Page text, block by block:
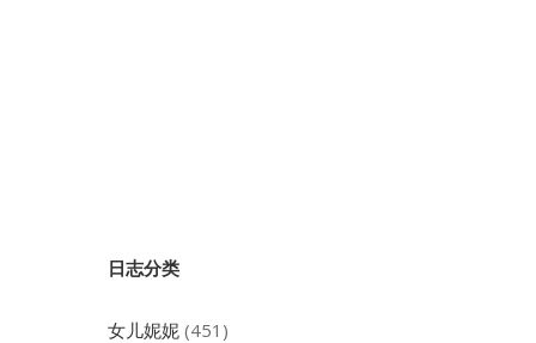
Sidebar
日志分类
女儿妮妮(451)